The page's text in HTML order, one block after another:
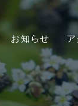
お知らせ ア